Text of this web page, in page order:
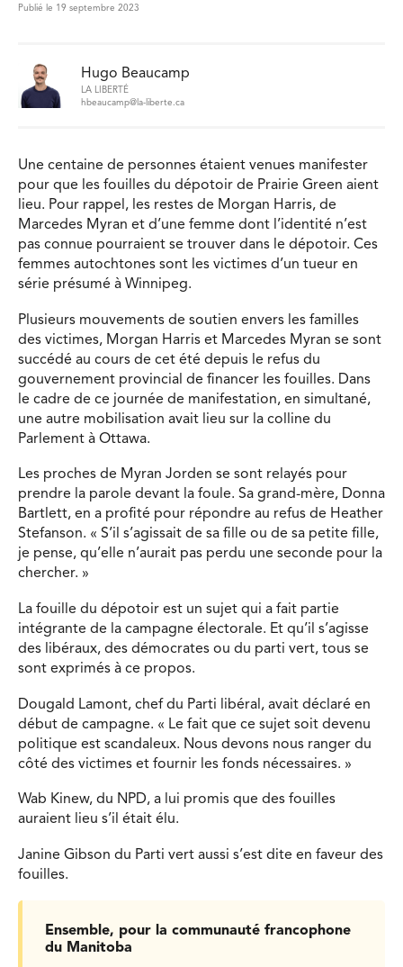
Publié le 19 septembre 2023
Hugo Beaucamp
LA LIBERTÉ
hbeaucamp@la-liberte.ca
Une centaine de personnes étaient venues manifester
pour que les fouilles du dépotoir de Prairie Green aient
lieu. Pour rappel, les restes de Morgan Harris, de
Marcedes Myran et d’une femme dont l’identité n’est
pas connue pourraient se trouver dans le dépotoir. Ces
femmes autochtones sont les victimes d’un tueur en
série présumé à Winnipeg.
Plusieurs mouvements de soutien envers les familles
des victimes, Morgan Harris et Marcedes Myran se sont
succédé au cours de cet été depuis le refus du
gouvernement provincial de financer les fouilles. Dans
le cadre de ce journée de manifestation, en simultané,
une autre mobilisation avait lieu sur la colline du
Parlement à Ottawa.
Les proches de Myran Jorden se sont relayés pour
prendre la parole devant la foule. Sa grand-mère, Donna
Bartlett, en a profité pour répondre au refus de Heather
Stefanson. « S’il s’agissait de sa fille ou de sa petite fille,
je pense, qu’elle n’aurait pas perdu une seconde pour la
chercher. »
La fouille du dépotoir est un sujet qui a fait partie
intégrante de la campagne électorale. Et qu’il s’agisse
des libéraux, des démocrates ou du parti vert, tous se
sont exprimés à ce propos.
Dougald Lamont, chef du Parti libéral, avait déclaré en
début de campagne. « Le fait que ce sujet soit devenu
politique est scandaleux. Nous devons nous ranger du
côté des victimes et fournir les fonds nécessaires. »
Wab Kinew, du NPD, a lui promis que des fouilles
auraient lieu s’il était élu.
Janine Gibson du Parti vert aussi s’est dite en faveur des
fouilles.
Ensemble, pour la communauté francophone
du Manitoba